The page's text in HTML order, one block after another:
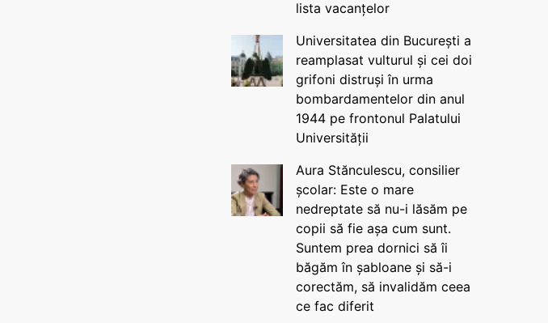
lista vacanțelor
Universitatea din București a
reamplasat vulturul și cei doi
grifoni distruși în urma
bombardamentelor din anul
1944 pe frontonul Palatului
Universității
Aura Stănculescu, consilier
școlar: Este o mare
nedreptate să nu-i lăsăm pe
copii să fie așa cum sunt.
Suntem prea dornici să îi
băgăm în șabloane și să-i
corectăm, să invalidăm ceea
ce fac diferit